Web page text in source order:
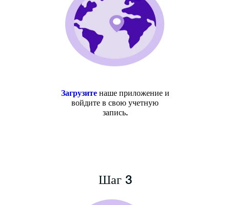
Загрузите наше приложение и
войдите в свою учетную
запись.
Шаг 3